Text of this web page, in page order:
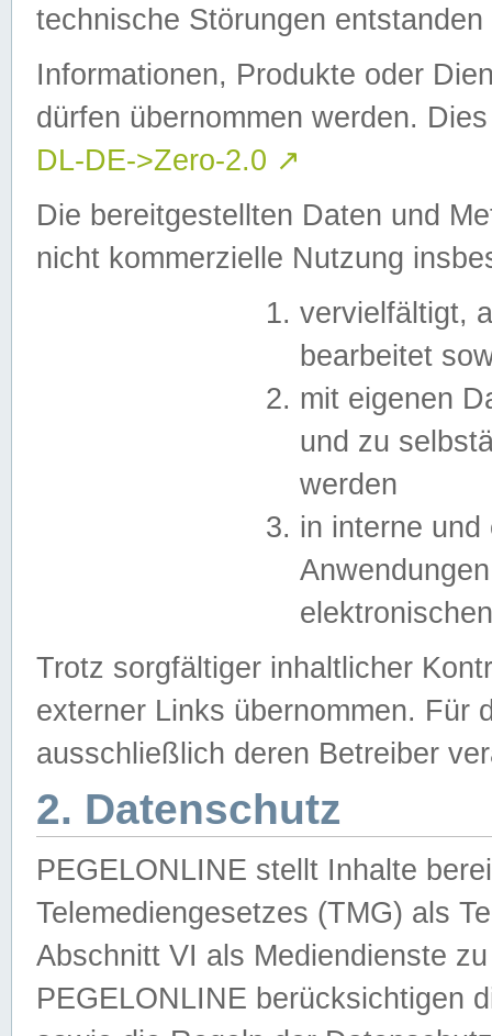
technische Störungen
Informationen, Produkte oder
dürfen übernommen werden.
DL-DE->Zero-2.0 ↗
Die bereitgestellten Daten und
nicht kommerzielle Nutzung
vervielfältigt,
bearbeitet
mit eigenen
und zu
werden
in interne
Trotz sorgfältiger inhaltlicher
externer Links übernommen. Für
ausschließlich deren Betreiber
2. Datenschutz
PEGELONLINE stellt Inhalte
Telemediengesetzes (TMG) als
Abschnitt VI als Mediendienste
PEGELONLINE berücksichtigen